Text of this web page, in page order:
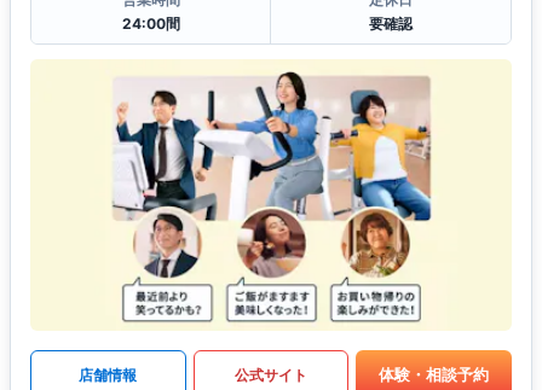
24:00間
要確認
店舗情報 公式サイト 体験・相談予約